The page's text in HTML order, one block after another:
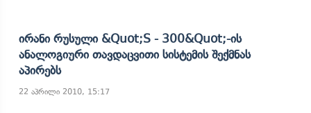
Ირანი Რუსული &quot;S - 300&quot;-Ის
Ანალოგიური Თავდაცვითი Სისტემის Შექმნას
Აპირებს
22 აპრილი 2010, 15:17